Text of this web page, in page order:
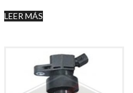
LEER MÁS